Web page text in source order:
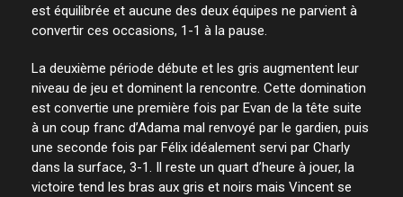
est équilibrée et aucune des deux équipes ne parvient à
convertir ces occasions, 1-1 à la pause.
La deuxième période débute et les gris augmentent leur
niveau de jeu et dominent la rencontre. Cette domination
est convertie une première fois par Evan de la tête suite
à un coup franc d’Adama mal renvoyé par le gardien, puis
une seconde fois par Félix idéalement servi par Charly
dans la surface, 3-1. Il reste un quart d’heure à jouer, la
victoire tend les bras aux gris et noirs mais Vincent se